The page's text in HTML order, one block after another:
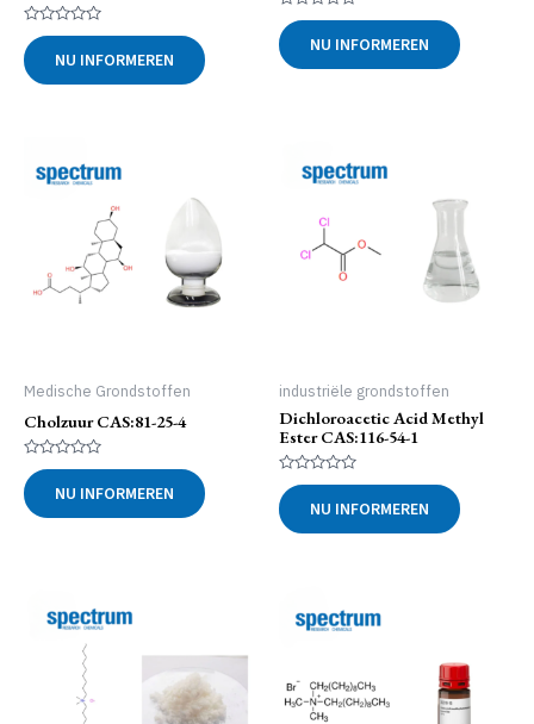
Gewaardeerd
0
uit
5
NU INFORMEREN
Gewaardeerd
0
uit
5
NU INFORMEREN
Medische Grondstoffen
Cholzuur CAS:81-25-4
Gewaardeerd
0
uit
5
NU INFORMEREN
industriële grondstoffen
Dichloroacetic Acid Methyl
Ester CAS:116-54-1
Gewaardeerd
0
uit
5
NU INFORMEREN